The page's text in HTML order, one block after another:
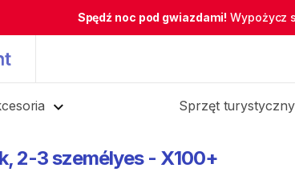
Spędź noc pod gwiazdami! Wypożycz
Sprzęt turystyczny
​,​ 2-3személyes - X100+